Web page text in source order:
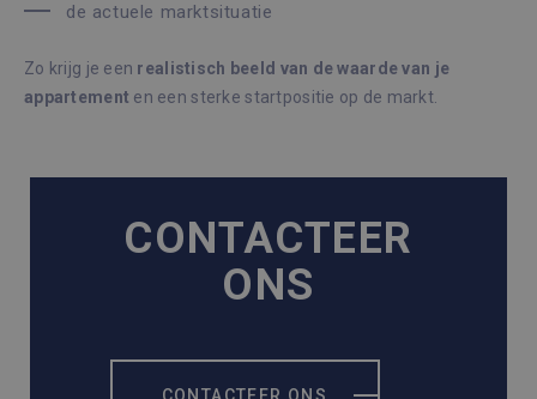
de actuele marktsituatie
Zo krijg je een realistisch beeld van de waarde van je
appartement en een sterke startpositie op de markt.
CONTACTEER
ONS